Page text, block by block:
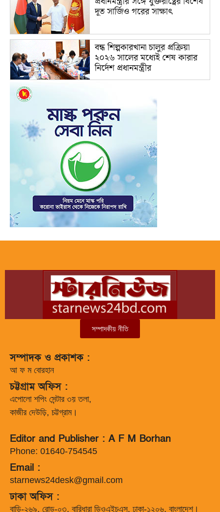
দূত সার্জিও গরের সাক্ষাৎ
বন্ধ শিল্পকারখানা চালুর প্রক্রিয়া
২০২৬ সালের মধ্যেই শেষ কারার
নির্দেশ প্রধানমন্ত্রীর
সম্পাদকীয় নীতি
সম্পাদক ও প্রকাশক :
আ ফ ম বোরহান
চট্টগ্রাম অফিস :
এপোলো শপিং সেন্টার ৩য় তলা,
কাজীর দেউড়ি, চট্টগ্রাম।
Editor and Publisher : A F M Borhan
Phone: 01640-754545
Email :
starnews24desk@gmail.com
ঢাকা অফিস :
বাড়ি-২৬৯, রোড-০৩, বারিধারা ডিওএইচএস, ঢাকা-১২০৬, বাংলাদেশ।